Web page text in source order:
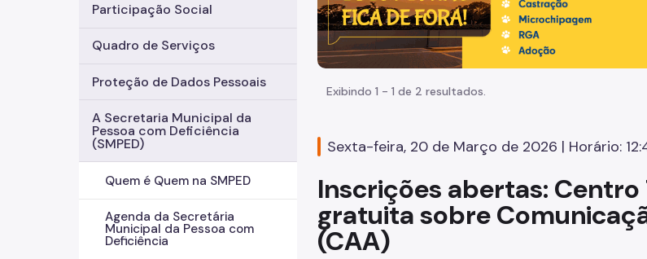
Participação Social
Quadro de Serviços
Proteção de Dados Pessoais
A Secretaria Municipal da
Pessoa com Deficiência
(SMPED)
Quem é Quem na SMPED
Agenda da Secretária
Municipal da Pessoa com
Deficiência
Exibindo 1 - 1 de 2 resultados.
Sexta-feira, 20 de Março de 2026 | Horário:
Inscrições abertas:
gratuita sobre
(CAA)